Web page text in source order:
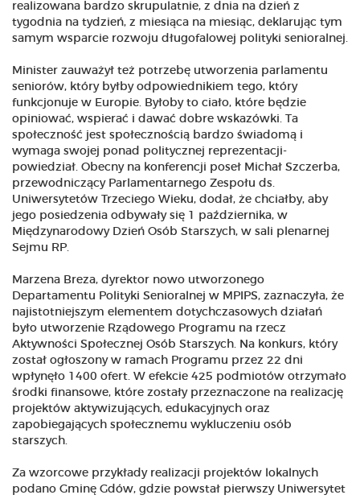
realizowana bardzo skrupulatnie, z dnia na dzień z
tygodnia na tydzień, z miesiąca na miesiąc, deklarując tym
samym wsparcie rozwoju długofalowej polityki senioralnej.
Minister zauważył też potrzebę utworzenia parlamentu
seniorów, który byłby odpowiednikiem tego, który
funkcjonuje w Europie. Byłoby to ciało, które będzie
opiniować, wspierać i dawać dobre wskazówki. Ta
społeczność jest społecznością bardzo świadomą i
wymaga swojej ponad politycznej reprezentacji-
powiedział. Obecny na konferencji poseł Michał Szczerba,
przewodniczący Parlamentarnego Zespołu ds.
Uniwersytetów Trzeciego Wieku, dodał, że chciałby, aby
jego posiedzenia odbywały się 1 października, w
Międzynarodowy Dzień Osób Starszych, w sali plenarnej
Sejmu RP.
Marzena Breza, dyrektor nowo utworzonego
Departamentu Polityki Senioralnej w MPIPS, zaznaczyła, że
najistotniejszym elementem dotychczasowych działań
było utworzenie Rządowego Programu na rzecz
Aktywności Społecznej Osób Starszych. Na konkurs, który
został ogłoszony w ramach Programu przez 22 dni
wpłynęło 1400 ofert. W efekcie 425 podmiotów otrzymało
środki finansowe, które zostały przeznaczone na realizację
projektów aktywizujących, edukacyjnych oraz
zapobiegających społecznemu wykluczeniu osób
starszych.
Za wzorcowe przykłady realizacji projektów lokalnych
podano Gminę Gdów, gdzie powstał pierwszy Uniwersytet